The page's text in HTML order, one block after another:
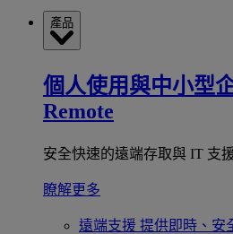
產品
個人使用與中小型
Remote
安全快速的遠端存取與 IT 支
瞭解更多
遠端支援 提供即時、安